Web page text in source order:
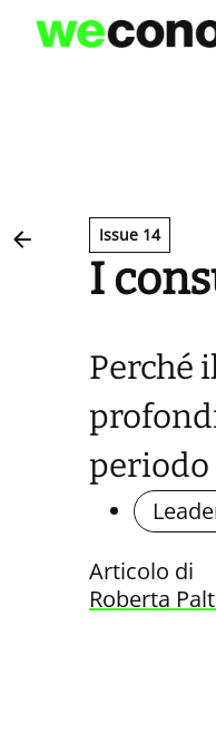
Vai
Issue 14
I
Perché
periodo
Articolo di
Roberta